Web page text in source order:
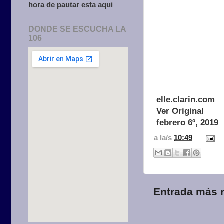
elle.clarin.com
Ver Original
febrero 6º, 2019
a la/s 10:49
Entrada más
hora de pautar esta aqui
DONDE SE ESCUCHA LA
106